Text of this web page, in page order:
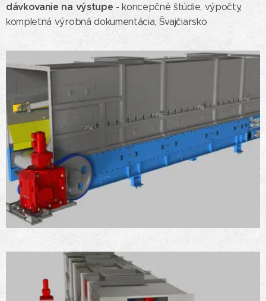
dávkovanie na výstupe - koncepčné štúdie, výpočty,
kompletná výrobná dokumentácia, Švajčiarsko